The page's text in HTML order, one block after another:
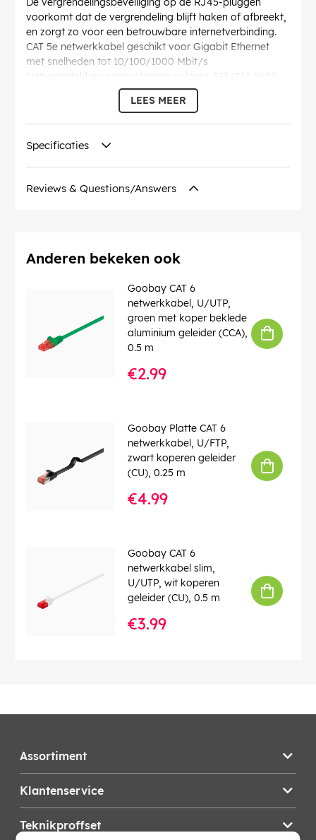
voorkomt dat de vergrendeling blijft haken of afbreekt,
en zorgt zo voor een betrouwbare internetverbinding.
CAT 5e netwerkkabel geschikt voor Gigabit Ethernet
met snelheden tot 10/100/1000 Mbit/s
Netwerkstekker: paarvolgorde volgens EIA/TIA 568B,
kabelstructuur: getwist paar kabel
Lengtespecificatie van de Ethernetkabel is genoteerd
op de overmoulded slimline-knikbeveiliging op de
AWG: 26/7 (stranded)
Buigradius >: 46.4 mm
Diameter kabelmantel (ca.): 5.5 mm
Identificaties: WEEE, CE
Bedrijfstemperatuur vanaf: 0 °C
: 100 MHz
Knikbescherming
: dubbelzijdig
Kabeltype: Ronde kabel
Kabelmantel, materiaal: PVC
LEES MEER
Specificaties
Reviews & Questions/Answers
Anderen bekeken ook
Goobay CAT 6
netwerkkabel, U/UTP,
groen met koper beklede
aluminium geleider (CCA),
0.5 m
€2.99
Goobay Platte CAT 6
netwerkkabel, U/FTP,
zwart koperen geleider
(CU), 0.25 m
€4.99
Goobay CAT 6
netwerkkabel slim,
U/UTP, wit koperen
geleider (CU), 0.5 m
€3.99
Assortiment
Klantenservice
Teknikproffset